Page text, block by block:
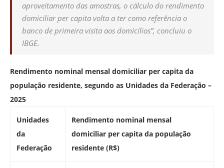
aproveitamento das amostras, o cálculo do rendimento
domiciliarper capita volta a ter como referência o
banco de primeira visita aos domicílios”, concluiu o
IBGE.
Rendimento nominal mensal domiciliar per capita da
população residente, segundo as Unidades da Federação –
2025
Unidades
da
Federação
Rendimento nominal mensal
domiciliar per capita da população
residente (R$)